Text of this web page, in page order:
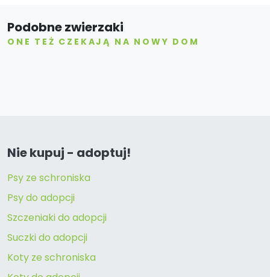
Podobne zwierzaki
ONE TEŻ CZEKAJĄ NA NOWY DOM
Nie kupuj - adoptuj!
Psy ze schroniska
Psy do adopcji
Szczeniaki do adopcji
Suczki do adopcji
Koty ze schroniska